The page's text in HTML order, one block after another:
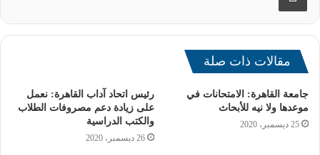
مقالات ذات صلة
جامعة القاهرة: الامتحانات في
موعدها ولا نيه للأبحاث
25 ديسمبر، 2020
رئيس اتحاد آداب القاهرة: نعمل
على زيادة دعم مصروفات الطلاب
والكتب الدراسية
26 ديسمبر، 2020